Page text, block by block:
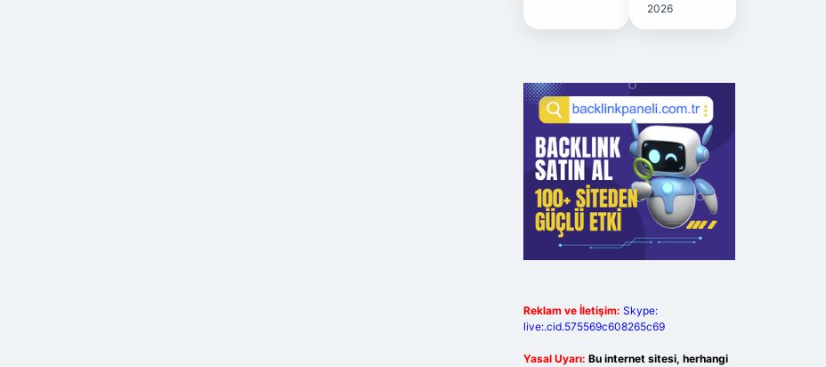
2026
Reklam ve İletişim: Skype:
live:.cid.575569c608265c69
Yasal Uyarı: Bu internet sitesi, herhangi